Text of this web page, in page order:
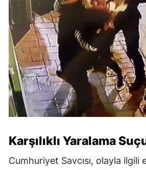
Karşılıklı Yaralama
Cumhuriyet Savcısı, olayla ilgili